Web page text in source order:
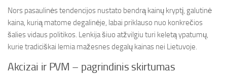
Nors pasaulinės tendencijos nustato bendrą kainų kryptį, galutinė
kaina, kurią matome degalinėje, labai priklauso nuo konkrečios
šalies vidaus politikos. Lenkija šiuo atžvilgiu turi keletą ypatumų,
kurie tradiciškai lemia mažesnes degalų kainas nei Lietuvoje.
Akcizai ir PVM – pagrindinis skirtumas